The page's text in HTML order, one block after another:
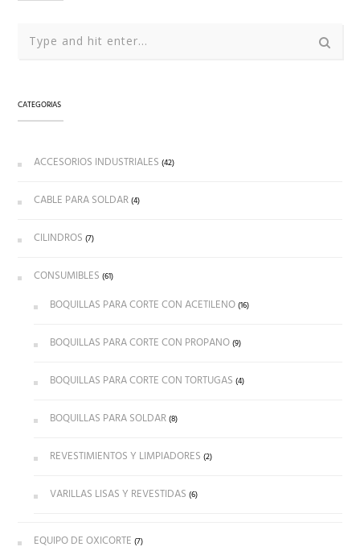
CATEGORIAS
ACCESORIOS INDUSTRIALES (42)
CABLE PARA SOLDAR (4)
CILINDROS (7)
CONSUMIBLES (61)
BOQUILLAS PARA CORTE CON ACETILENO (16)
BOQUILLAS PARA CORTE CON PROPANO (9)
BOQUILLAS PARA CORTE CON TORTUGAS (4)
BOQUILLAS PARA SOLDAR (8)
REVESTIMIENTOS Y LIMPIADORES (2)
VARILLAS LISAS Y REVESTIDAS (6)
EQUIPO DE OXICORTE (7)